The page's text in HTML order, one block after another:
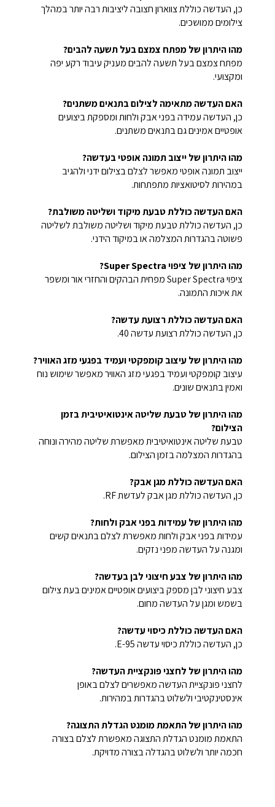
כן, העדשה כוללת צווארון חצובה ליציבות רבה יותר במהלך
צילומים ממושכים.
מהו היתרון של מפתח צמצם בעל תשעה להבים?
מפתח צמצם בעל תשעה להבים מעניק עיבוד רקע יפה
ומקצועי.
האם העדשה מתאימה לצילום בתנאים משתנים?
כן, העדשה עמידה בפני אבק ולחות ומספקת ביצועים
אופטיים אמינים גם בתנאים משתנים.
מהו היתרון של ייצוב תמונה אופטי בעדשה?
ייצוב תמונה אופטי מאפשר לצלם בצילום ידני ולהגיב
במהירות לסיטואציות מתפתחות.
האם העדשה כוללת טבעת מיקוד ושליטה משולבת?
כן, העדשה כוללת טבעת מיקוד ושליטה משולבת לשליטה
פשוטה בהגדרות המצלמה או במיקוד הידני.
מהו היתרון של ציפוי Super Spectra?
ציפוי Super Spectra מפחית הבהקים והחזרי אור ומשפר
את איכות התמונה.
האם העדשה כוללת רצועת עדשה?
כן, העדשה כוללת רצועת עדשה 40.
מהו היתרון של עיצוב קומפקטי ועמיד בפגעי מזג האוויר?
עיצוב קומפקטי ועמיד בפגעי מזג האוויר מאפשר שימוש נוח
ואמין בתנאים שונים.
מהו היתרון של טבעת שליטה אינטואיטיבית בזמן
הצילום?
טבעת שליטה אינטואיטיבית מאפשרת שליטה מהירה ונוחה
בהגדרות המצלמה בזמן הצילום.
האם העדשה כוללת מגן אבק?
כן, העדשה כוללת מגן אבק לעדשת RF.
מהו היתרון של עמידות בפני אבק ולחות?
עמידות בפני אבק ולחות מאפשרת לצלם בתנאים קשים
ומגנה על העדשה מפני נזקים.
מהו היתרון של צבע חיצוני לבן בעדשה?
צבע חיצוני לבן מספק ביצועים אופטיים אמינים בעת צילום
בשמש ומגן על העדשה מחום.
האם העדשה כוללת כיסוי עדשה?
כן, העדשה כוללת כיסוי עדשה E-95.
מהו היתרון של לחצני פונקציית העדשה?
לחצני פונקציית העדשה מאפשרים לצלם באופן
אינסטינקטיבי ולשלוט בהגדרות במהירות.
מהו היתרון של התאמת מומנט הגדלת התצוגה?
התאמת מומנט הגדלת התצוגה מאפשרת לצלם בצורה
חכמה יותר ולשלוט בהגדלה בצורה מדויקת.